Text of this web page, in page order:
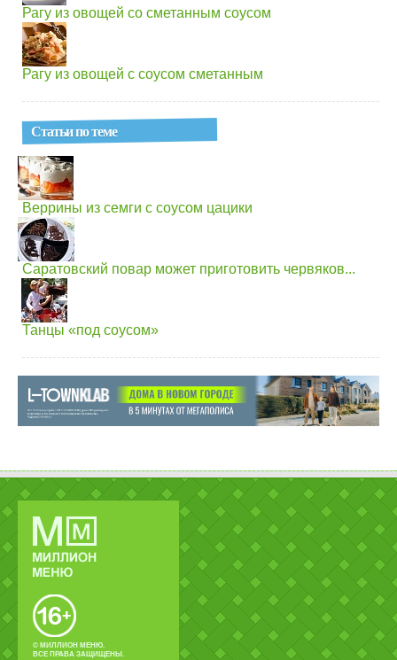
Рагу из овощей со сметанным соусом
Рагу из овощей с соусом сметанным
Статьи по теме
Веррины из семги с соусом цацики
Саратовский повар может приготовить червяков...
Танцы «под соусом»
© МИЛЛИОН МЕНЮ.
ВСЕ ПРАВА ЗАЩИЩЕНЫ.